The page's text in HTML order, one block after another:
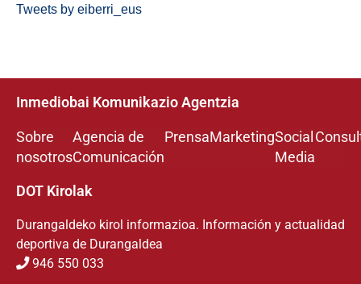
Tweets by eiberri_eus
Inmediobai Komunikazio Agentzia
Sobre
nosotros
Agencia de
Comunicación
PrensaMarketingSocial
Media
DOT Kirolak
Durangaldeko kirol informazioa. Información y actualidad
deportiva de Durangaldea
946 550 033